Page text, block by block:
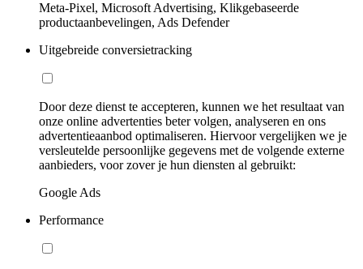
Meta-Pixel, Microsoft Advertising, Klikgebaseerde
productaanbevelingen, Ads Defender
Uitgebreide conversietracking
Door deze dienst te accepteren, kunnen we het resultaat van
onze online advertenties beter volgen, analyseren en ons
advertentieaanbod optimaliseren. Hiervoor vergelijken we je
versleutelde persoonlijke gegevens met de volgende externe
aanbieders, voor zover je hun diensten al gebruikt:
Google Ads
Performance